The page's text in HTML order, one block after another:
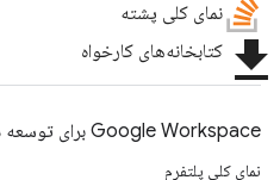
نمای کلی پشته
file_download کتابخانه‌های کارخواه
Google Workspace برای توسعه دهندگان
نمای کلی پلتفرم